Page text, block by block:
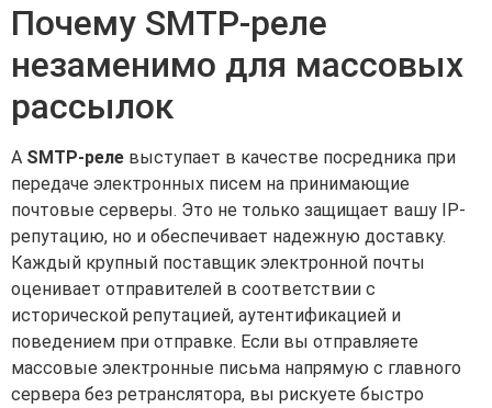
Почему SMTP-реле
незаменимо для массовых
рассылок
A SMTP-реле выступает в качестве посредника при
передаче электронных писем на принимающие
почтовые серверы. Это не только защищает вашу IP-
репутацию, но и обеспечивает надежную доставку.
Каждый крупный поставщик электронной почты
оценивает отправителей в соответствии с
исторической репутацией, аутентификацией и
поведением при отправке. Если вы отправляете
массовые электронные письма напрямую с главного
сервера без ретранслятора, вы рискуете быстро